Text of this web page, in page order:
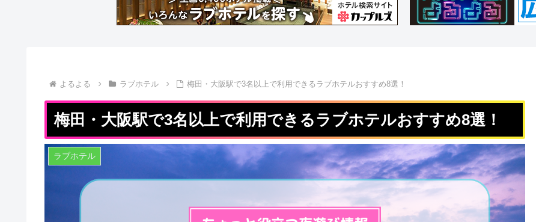
よるよる ラブホテル 梅田・大阪駅で3名以上で利用できるラブホテルおすすめ8選！
梅田・大阪駅で3名以上で利用できるラブホテルおすすめ8選！
ラブホテル